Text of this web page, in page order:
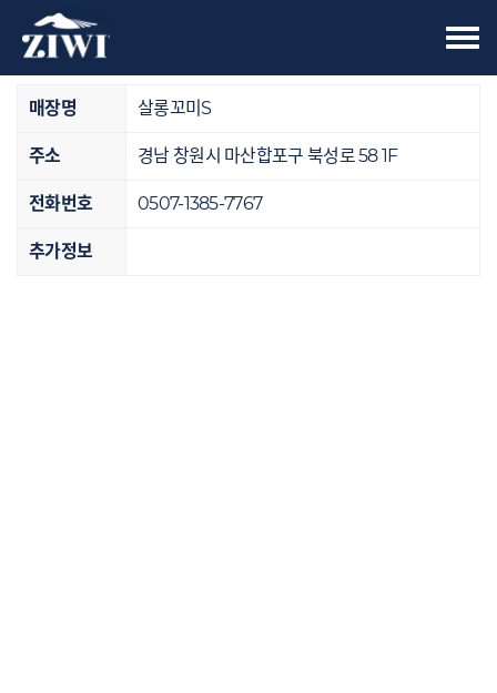
오프라인 매장
매장명 살롱꼬미S
주소 경남 창원시 마산합포구 북성로 58 1F
전화번호 0507-1385-7767
추가정보